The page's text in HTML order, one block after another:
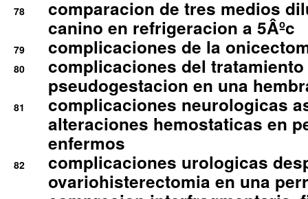
78
comparacion de tres medios
canino en refrigeracion a 5Âºc
79 complicaciones de la
80
complicaciones del
pseudogestacion en una
81
complicaciones neurologicas
alteraciones hemostaticas en
enfermos
82
complicaciones urologicas
ovariohisterectomia en una